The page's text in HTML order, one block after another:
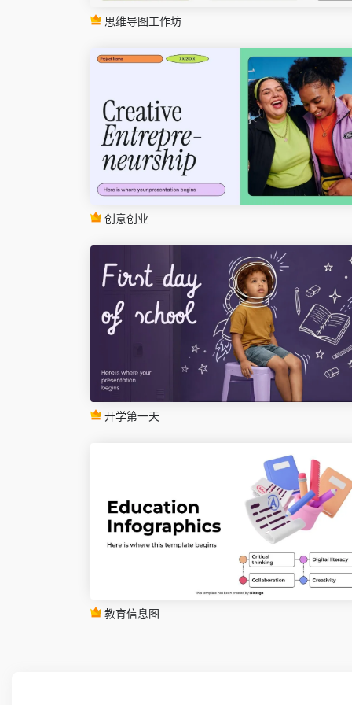
思维导图工作坊
创意创业
开学第一天
教育信息图